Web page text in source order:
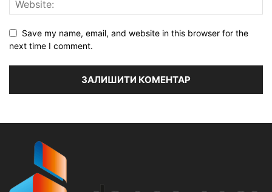
Save my name, email, and website in this browser for the
next time I comment.